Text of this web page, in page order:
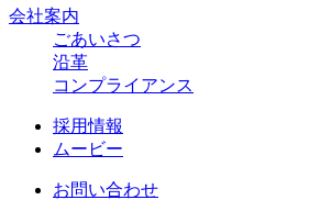
会社案内
ごあいさつ
沿革
コンプライアンス
採用情報
ムービー
お問い合わせ